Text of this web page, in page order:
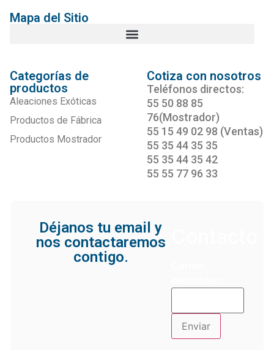
Mapa del Sitio
Categorías de
productos
Aleaciones Exóticas
Productos de Fábrica
Productos Mostrador
Cotiza con nosotros
Teléfonos directos:
55 50 88 85
76(Mostrador)
55 15 49 02 98 (Ventas)
55 35 44 35 35
55 35 44 35 42
55 55 77 96 33
Déjanos tu email y
nos contactaremos
contigo.